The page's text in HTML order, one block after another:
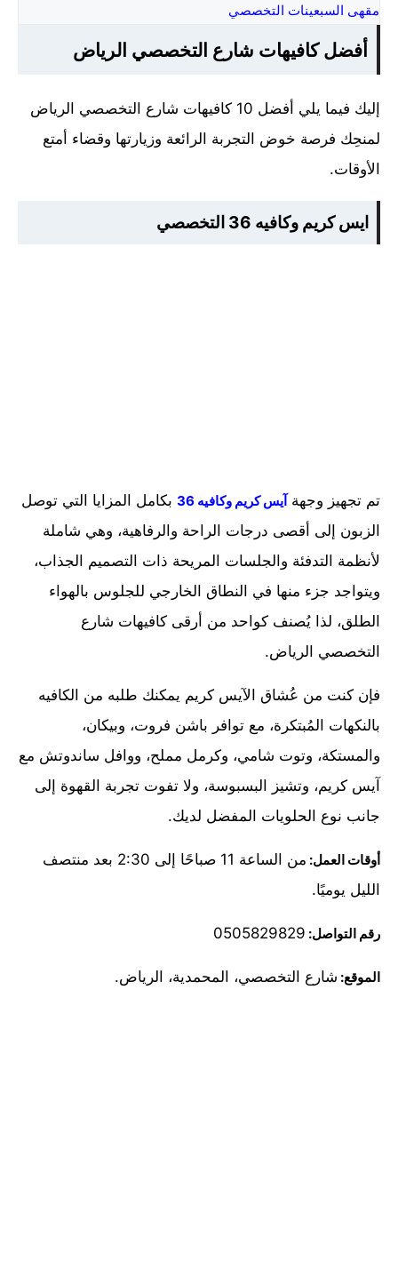
مقهى السبعينات التخصصي
أفضل كافيهات شارع التخصصي الرياض
إليك فيما يلي أفضل 10 كافيهات شارع التخصصي الرياض
لمنحِك فرصة خوض التجربة الرائعة وزيارتها وقضاء أمتع
الأوقات.
ايس كريم وكافيه 36 التخصصي
تم تجهيز وجهةآيس كريم وكافيه 36
بكامل المزايا التي توصل
الزبون إلى أقصى درجات الراحة والرفاهية، وهي شاملة
لأنظمة التدفئة والجلسات المريحة ذات التصميم الجذاب،
ويتواجد جزء منها في النطاق الخارجي للجلوس بالهواء
الطلق، لذا يُصنف كواحد من أرقى كافيهات شارع
التخصصي الرياض.
فإن كنت من عُشاق الآيس كريم يمكنك طلبه من الكافيه
بالنكهات المُبتكرة، مع توافر باشن فروت، وبيكان،
والمستكة، وتوت شامي، وكرمل مملح، ووافل ساندوتش مع
آيس كريم، وتشيز البسبوسة، ولا تفوت تجربة القهوة إلى
جانب نوع الحلويات المفضل لديك.
أوقات العمل:
من الساعة 11 صباحًا إلى 2:30 بعد منتصف
الليل يوميًا.
رقم التواصل: 0505829829
الموقع: شارع التخصصي، المحمدية، الرياض.